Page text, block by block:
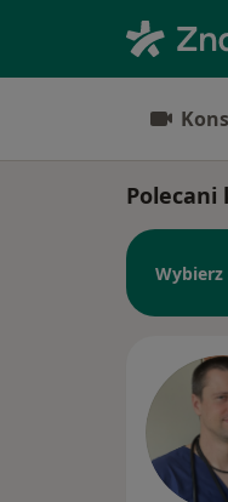
Polecani
Wybierz